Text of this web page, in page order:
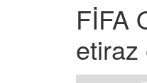
FİFA
etiraz